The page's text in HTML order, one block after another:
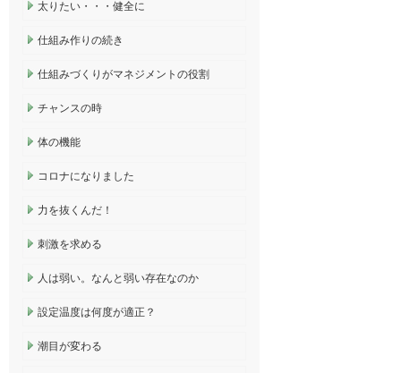
太りたい・・・健全に
仕組み作りの続き
仕組みづくりがマネジメントの役割
チャンスの時
体の機能
コロナになりました
力を抜くんだ！
刺激を求める
人は弱い。なんと弱い存在なのか
設定温度は何度が適正？
潮目が変わる